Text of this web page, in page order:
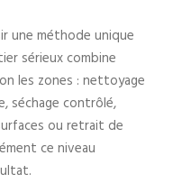
une méthode unique
sérieux combine
les zones : nettoyage
séchage contrôlé,
ou retrait de
ce niveau